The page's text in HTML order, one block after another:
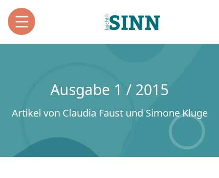
Ausgabe 1 / 2015
Artikel von Claudia Faust und Simone Kluge